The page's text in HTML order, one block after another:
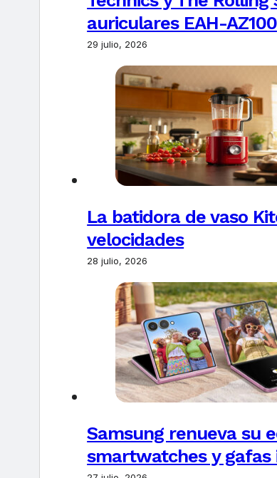
auriculares EAH-AZ100
29 julio, 2026
La batidora de vaso
velocidades
28 julio, 2026
Samsung renueva su
smartwatches y gafas